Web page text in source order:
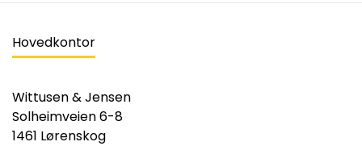
Hovedkontor
Wittusen & Jensen
Solheimveien 6-8
1461 Lørenskog